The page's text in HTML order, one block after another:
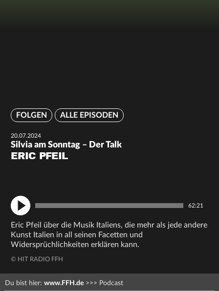
FOLGEN ALLE EPISODEN
20.07.2024
Silvia am Sonntag – Der Talk
ERIC PFEIL
62:21
Eric Pfeil über die Musik Italiens, die mehr als jede andere
Kunst Italien in all seinen Facetten und
Widersprüchlichkeiten erklären kann.
© HIT RADIO FFH
Du bist hier: www.FFH.de >>> Podcast